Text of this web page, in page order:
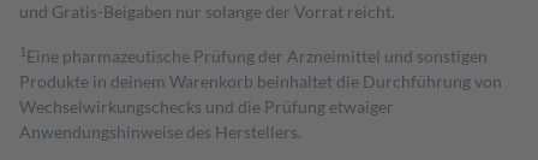
und Gratis-Beigaben nur solange der Vorrat reicht.
1 Eine pharmazeutische Prüfung der Arzneimittel und sonstigen
Produkte in deinem Warenkorb beinhaltet die Durchführung von
Wechselwirkungschecks und die Prüfung etwaiger
Anwendungshinweise des Herstellers.